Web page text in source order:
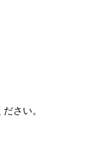
さい。